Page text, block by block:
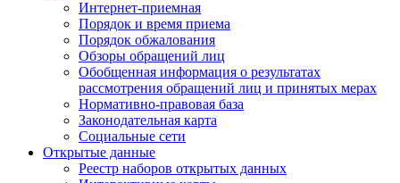
Интернет-приемная
Порядок и время приема
Порядок обжалования
Обзоры обращений лиц
Обобщенная информация о результатах
рассмотрения обращений лиц и принятых мерах
Нормативно-правовая база
Законодательная карта
Социальные сети
Открытые данные
Реестр наборов открытых данных